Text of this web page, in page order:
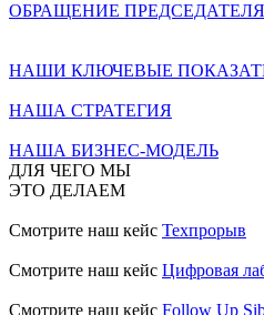
ОБРАЩЕНИЕ
НАШИ КЛЮЧЕВЫЕ
НАША СТРАТЕГИЯ
НАША БИЗНЕС-МОДЕЛЬ
ДЛЯ ЧЕГО МЫ
ЭТО ДЕЛАЕМ
Смотрите наш кейс Техпрорыв
Смотрите наш кейс Цифровая
Смотрите наш кейс Follow Up